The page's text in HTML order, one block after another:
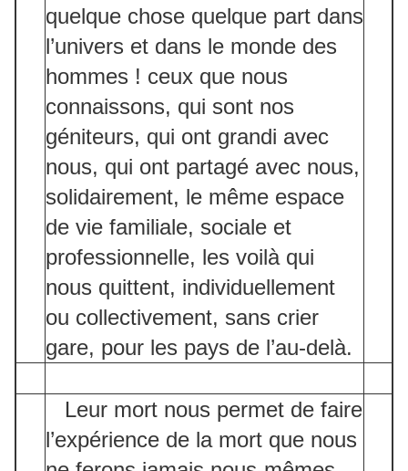
quelque chose quelque part dans
l’univers et dans le monde des
hommes ! ceux que nous
connaissons, qui sont nos
géniteurs, qui ont grandi avec
nous, qui ont partagé avec nous,
solidairement, le même espace
de vie familiale, sociale et
professionnelle, les voilà qui
nous quittent, individuellement
ou collectivement, sans crier
gare, pour les pays de l’au-delà.
Leur mort nous permet de faire
l’expérience de la mort que nous